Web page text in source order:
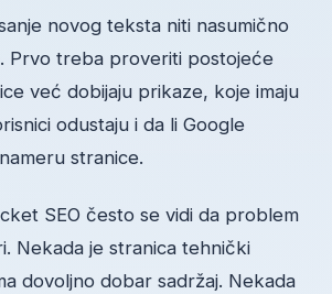
novog teksta niti nasumično
Prvo treba proveriti postojeće
već dobijaju prikaze, koje imaju
odustaju i da li Google
stranice.
SEO često se vidi da problem
Nekada je stranica tehnički
dovoljno dobar sadržaj. Nekada